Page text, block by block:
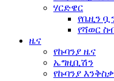
ሃርድዌር
የቤዚን
የሻወር
ዜና
የኩባንያ ዜና
ኤግዚቢሽን
የኩባንያ